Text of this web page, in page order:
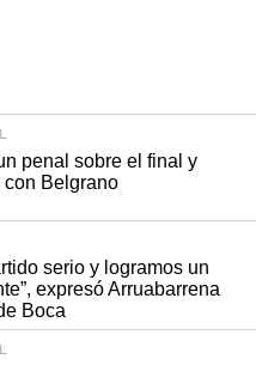
penal sobre el final y
con Belgrano
serio y logramos un
expresó Arruabarrena
Boca